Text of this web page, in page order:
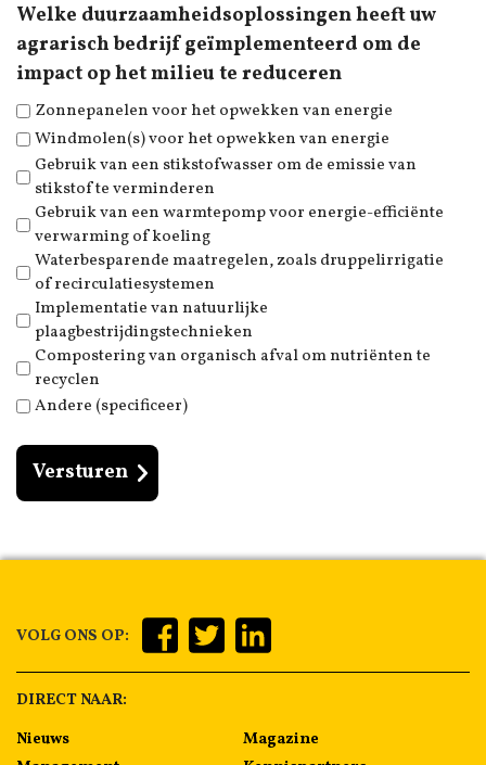
Welke duurzaamheidsoplossingen heeft uw
agrarisch bedrijf geïmplementeerd om de
impact op het milieu te reduceren
Zonnepanelen voor het opwekken van energie
Windmolen(s) voor het opwekken van energie
Gebruik van een stikstofwasser om de emissie van
stikstof te verminderen
Gebruik van een warmtepomp voor energie-efficiënte
verwarming of koeling
Waterbesparende maatregelen, zoals druppelirrigatie
of recirculatiesystemen
Implementatie van natuurlijke
plaagbestrijdingstechnieken
Compostering van organisch afval om nutriënten te
recyclen
Andere (specificeer)
VOLG ONS OP:
DIRECT NAAR:
Nieuws
Magazine